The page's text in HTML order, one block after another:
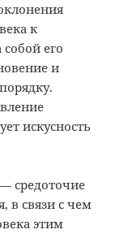
к
его
и
искусность
средоточие
в связи с чем
этим